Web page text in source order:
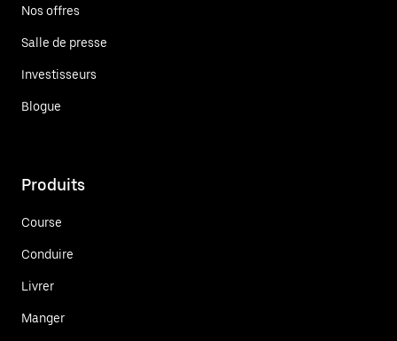
Nos offres
Salle de presse
Investisseurs
Blogue
Produits
Course
Conduire
Livrer
Manger